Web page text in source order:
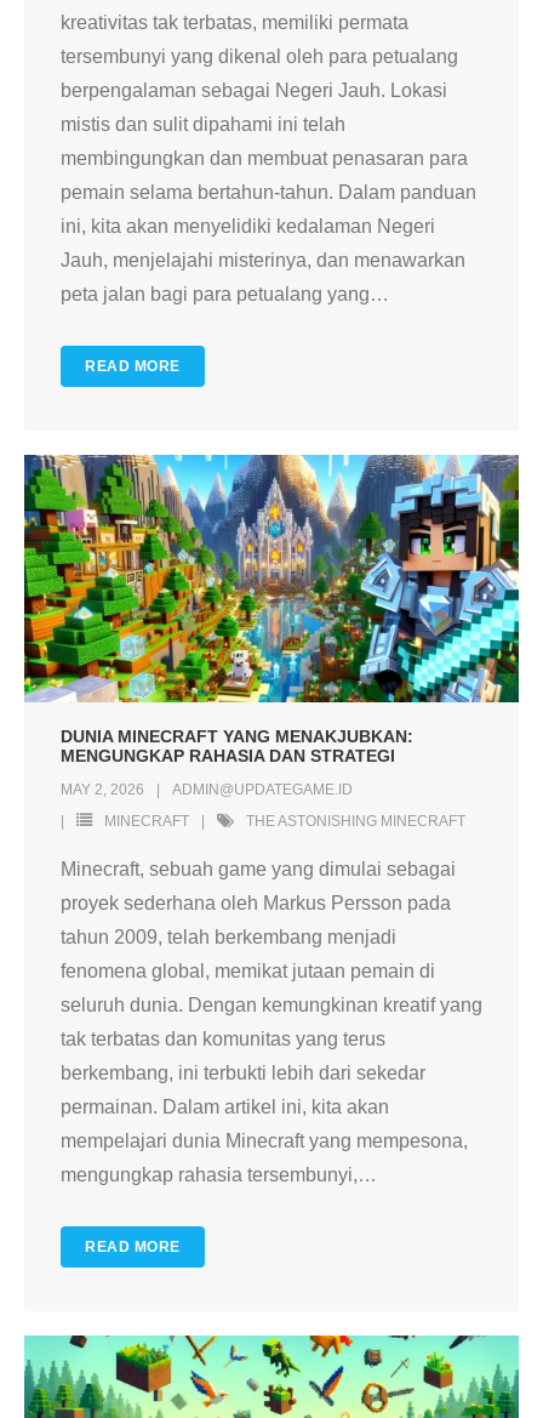
kreativitas tak terbatas, memiliki permata
tersembunyi yang dikenal oleh para petualang
berpengalaman sebagai Negeri Jauh. Lokasi
mistis dan sulit dipahami ini telah
membingungkan dan membuat penasaran para
pemain selama bertahun-tahun. Dalam panduan
ini, kita akan menyelidiki kedalaman Negeri
Jauh, menjelajahi misterinya, dan menawarkan
peta jalan bagi para petualang yang…
READ MORE
DUNIA MINECRAFT YANG MENAKJUBKAN:
MENGUNGKAP RAHASIA DAN STRATEGI
MAY 2, 2026
ADMIN@UPDATEGAME.ID
MINECRAFT
THE ASTONISHING MINECRAFT
Minecraft, sebuah game yang dimulai sebagai
proyek sederhana oleh Markus Persson pada
tahun 2009, telah berkembang menjadi
fenomena global, memikat jutaan pemain di
seluruh dunia. Dengan kemungkinan kreatif yang
tak terbatas dan komunitas yang terus
berkembang, ini terbukti lebih dari sekedar
permainan. Dalam artikel ini, kita akan
mempelajari dunia Minecraft yang mempesona,
mengungkap rahasia tersembunyi,…
READ MORE